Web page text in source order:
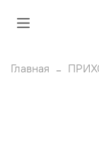
Главная